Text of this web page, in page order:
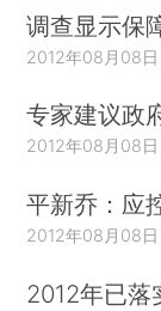
调查显示保
2012年08月08日
专家建议政
2012年08月08日
平新乔：应
2012年08月08日
2012年已落